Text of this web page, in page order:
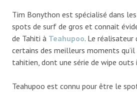
Tim Bonython est spécialisé dans
spots de surf de gros et connait
de Tahiti à Teahupoo. Le réalisateur
certains des meilleurs moments
tahitien, dont une série de wipe outs
Teahupoo est connu pour être le